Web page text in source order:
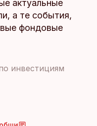
актуальные
а те события,
фондовые
инвестициям